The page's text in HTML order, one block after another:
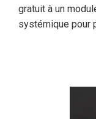
gratuit à un
systémique pour